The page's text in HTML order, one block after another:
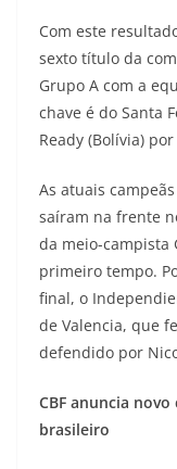
Com este
sexto título da
Grupo A com a
chave é do Santa
Ready (Bolívia) por
As atuais
saíram na frente
da meio-campista
primeiro tempo.
final, o
de Valencia, que
defendido por
CBF anuncia
brasileiro